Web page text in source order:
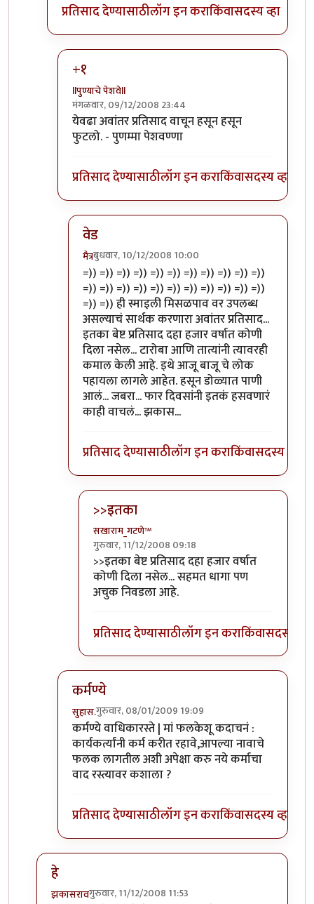
प्रतिसाद देण्यासाठीलॉग इन कराकिंवासदस्य व्हा
+१
llपुण्याचे पेशवेll
मंगळवार, 09/12/2008 23:44
In reply to+१byइनोबा म्हणे
येवढा अवांतर प्रतिसाद वाचून हसून हसून
फुटलो. - पुणम्मा पेशवण्णा
प्रतिसाद देण्यासाठीलॉग इन कराकिंवासदस्य व्हा
वेड
मैत्रबुधवार, 10/12/2008 10:00
In reply to+१ by llपुण्याचे पेशवेll
=)) =)) =)) =)) =)) =)) =)) =)) =)) =)) =))
=)) =)) =)) =)) =)) =)) =)) =)) =)) =)) =))
=)) =)) ही स्माइली मिसळपाव वर उपलब्ध
असल्याचं सार्थक करणारा अवांतर प्रतिसाद...
इतका बेष्ट प्रतिसाद दहा हजार वर्षात कोणी
दिला नसेल... टारोबा आणि तात्यांनी त्यावरही
कमाल केली आहे. इथे आजू बाजू चे लोक
पहायला लागले आहेत. हसून डोळ्यात पाणी
आलं... जबरा... फार दिवसांनी इतकं हसवणारं
काही वाचलं... झकास...
प्रतिसाद देण्यासाठीलॉग इन कराकिंवासदस्य व्हा
>>इतका
सखाराम_गटणे™
गुरुवार, 11/12/2008 09:18
In reply toवेडbyमैत्र
>>इतका बेष्ट प्रतिसाद दहा हजार वर्षात
कोणी दिला नसेल... सहमत धागा पण
अचुक निवडला आहे.
प्रतिसाद देण्यासाठीलॉग इन कराकिंवासदस्य व्हा
कर्मण्ये
सुहास.गुरुवार, 08/01/2009 19:09
In reply to+१byइनोबा म्हणे
कर्मण्ये वाधिकारस्ते | मां फलकेशू कदाचनं :
कार्यकर्त्यांनी कर्म करीत रहावे,आपल्या नावाचे
फलक लागतील अशी अपेक्षा करु नये कर्माचा
वाद रस्त्यावर कशाला ?
प्रतिसाद देण्यासाठीलॉग इन कराकिंवासदस्य व्हा
हे
झकासरावगुरुवार, 11/12/2008 11:53